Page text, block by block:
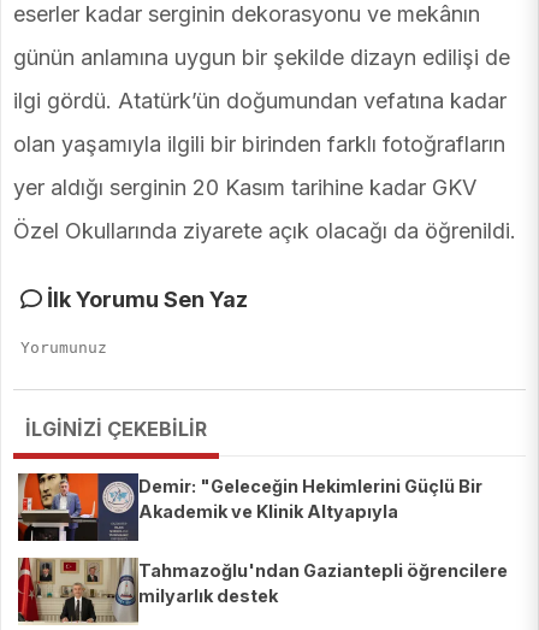
eserler kadar serginin dekorasyonu ve mekânın
günün anlamına uygun bir şekilde dizayn edilişi de
ilgi gördü. Atatürk’ün doğumundan vefatına kadar
olan yaşamıyla ilgili bir birinden farklı fotoğrafların
yer aldığı serginin 20 Kasım tarihine kadar GKV
Özel Okullarında ziyarete açık olacağı da öğrenildi.
İlk Yorumu Sen Yaz
İLGİNİZİ ÇEKEBİLİR
Demir: "Geleceğin Hekimlerini Güçlü Bir
Akademik ve Klinik Altyapıyla
Tahmazoğlu'ndan Gaziantepli öğrencilere
milyarlık destek